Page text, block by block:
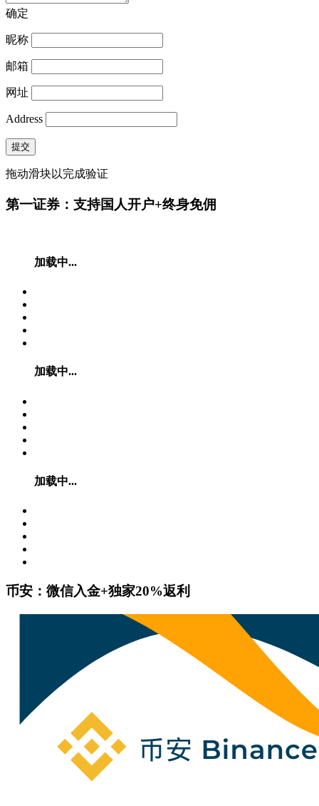
确定
昵称
邮箱
网址
Address
提交
拖动滑块以完成验证
第一证券：支持国人开户+终身免佣
加载中...
加载中...
加载中...
币安：微信入金+独家20%返利